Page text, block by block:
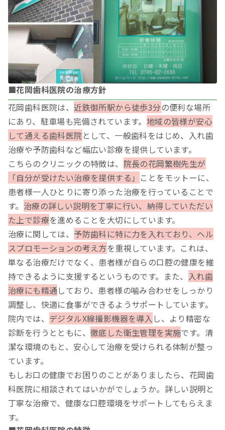
■花岡歯科医院の治療方針
花岡歯科医院は、近鉄御所駅から徒歩3分の便利な場所
にあり、駐車場も完備されています。 地域の皆様が安心
して通える歯科医院 として、一般歯科をはじめ、入れ歯
治療や予防歯科など幅広い診療を提供しています。
こちらのクリニックの特徴は、 院長の花岡繁樹先生が
「自分が受けたい治療を提供する」 ことをモットーに、
患者様一人ひとりに寄り添った治療を行っていることで
す。 治療の詳しい説明を丁寧に行い、納得していただい
た上で診療を進めることを大切にしています。
治療に関しては、 予防歯科に特に力を入れており、ヘル
スプロモーションの考え方を重視しています。これは、
単なる治療だけでなく、患者様が自らの口腔の健康を維
持できるように支援するというものです。また、 入れ歯
治療にも精通 しており、患者様の噛み合わせをしっかり
調整し、快適に食事ができるようサポートしています。
院内では、 デジタルX線撮影機器を導入 し、より精密な
診断を行うとともに、 徹底した衛生管理を実施です。清
潔な環境のもと、安心して治療を受けられる体制が整っ
ています。
もしお口の健康でお困りのことがありましたら、花岡歯
科医院に相談されてはいかがでしょうか。詳しい説明と
丁寧な治療で、健康な口腔環境をサポートしてもらえま
す。